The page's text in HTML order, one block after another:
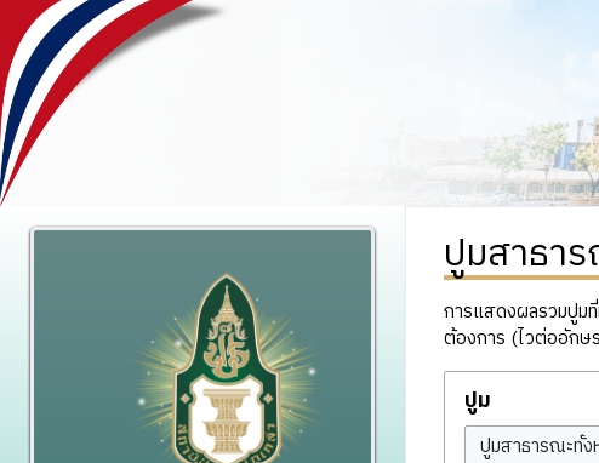
ปูมสาธา
การแสดงผลรวมปูม
ต้องการ (ไวต่ออักษ
ปูม